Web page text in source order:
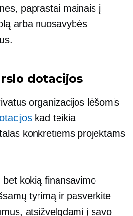
paprastai mainais į
arba nuosavybės
dotacijos
organizacijos lėšomis
kad teikia
konkretiems projektams
bet kokią finansavimo
tyrimą ir pasverkite
atsižvelgdami į savo